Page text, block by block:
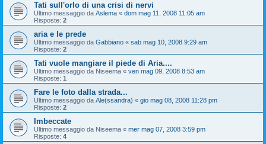
Tati sull'orlo di una crisi di nervi
Ultimo messaggio da Aslema « dom mag 11, 2008 11:05 am
Risposte: 2
aria e le prede
Ultimo messaggio da Gabbiano « sab mag 10, 2008 9:29 am
Risposte: 2
Tati vuole mangiare il piede di Aria....
Ultimo messaggio da Niseema « ven mag 09, 2008 8:53 am
Risposte: 1
Fare le foto dalla strada...
Ultimo messaggio da Ale(ssandra) « gio mag 08, 2008 11:28 pm
Risposte: 2
Imbeccate
Ultimo messaggio da Niseema « mer mag 07, 2008 3:59 pm
Risposte: 4